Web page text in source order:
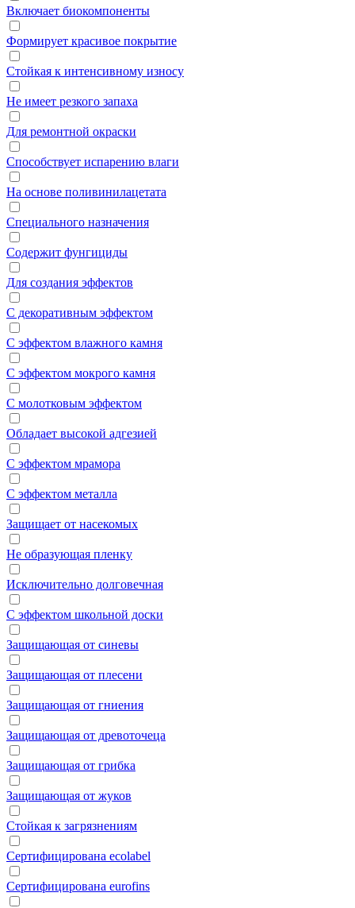
Включает биокомпоненты
Формирует красивое покрытие
Стойкая к интенсивному износу
Не имеет резкого запаха
Для ремонтной окраски
Способствует испарению влаги
На основе поливинилацетата
Специального назначения
Содержит фунгициды
Для создания эффектов
С декоративным эффектом
С эффектом влажного камня
С эффектом мокрого камня
С молотковым эффектом
Обладает высокой адгезией
С эффектом мрамора
С эффектом металла
Защищает от насекомых
Не образующая пленку
Исключительно долговечная
С эффектом школьной доски
Защищающая от синевы
Защищающая от плесени
Защищающая от гниения
Защищающая от древоточеца
Защищающая от грибка
Защищающая от жуков
Стойкая к загрязнениям
Сертифицирована ecolabel
Сертифицирована eurofins